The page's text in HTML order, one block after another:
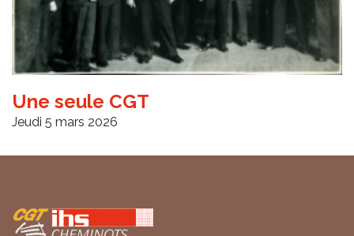
Une seule CGT
Jeudi 5 mars 2026
Coordonnées